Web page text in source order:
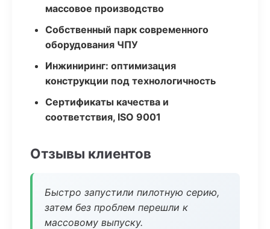
массовое производство
Собственный парк современного
оборудования ЧПУ
Инжиниринг: оптимизация
конструкции под технологичность
Сертификаты качества и
соответствия, ISO 9001
Отзывы клиентов
Быстро запустили пилотную серию,
затем без проблем перешли к
массовому выпуску.